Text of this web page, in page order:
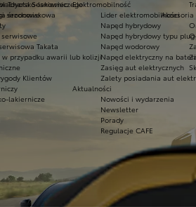
Elektromobilność
Lider elektromobilności
Napęd hybrydowy
Napęd hybrydowy typu
Napęd wodorowy
Napęd elektryczny na
Zasięg aut elektrycznych
Zalety posiadania aut
Aktualności
Nowości i wydarzenia
Newsletter
Porady
Regulacje CAFE
lakierniczego
sezonowe
serwisowe
Takata
w przypadku awarii lub kolizji
Klientów
lakiernicze
Akcesoria
Toyota Sosnowiec
środowiskowa